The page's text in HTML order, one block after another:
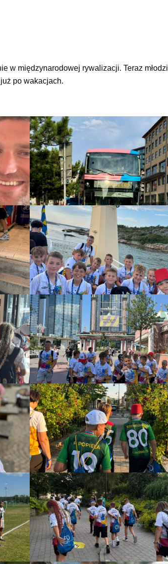
w międzynarodowej rywalizacji. Teraz młodzi
po wakacjach.